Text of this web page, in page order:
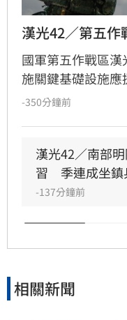
漢光42／第五
國軍第五作戰區
施關鍵基礎設施
襲擾港區重要設施
力。
-350分鐘前
漢光42／南部
習　季連成坐鎮
-137分鐘前
相關新聞